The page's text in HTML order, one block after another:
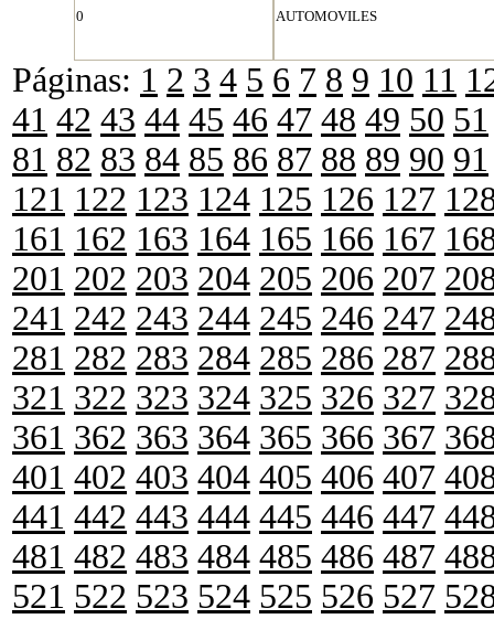
0 AUTOMOVILES
Páginas: 1 2 3 4 5 6 7 8 9 10 11
41 42 43 44 45 46 47 48 49 50 51
81 82 83 84 85 86 87 88 89 90 91
121 122 123 124 125 126 127
161 162 163 164 165 166 167
201 202 203 204 205 206 207
241 242 243 244 245 246 247
281 282 283 284 285 286 287
321 322 323 324 325 326 327
361 362 363 364 365 366 367
401 402 403 404 405 406 407
441 442 443 444 445 446 447
481 482 483 484 485 486 487
521 522 523 524 525 526 527